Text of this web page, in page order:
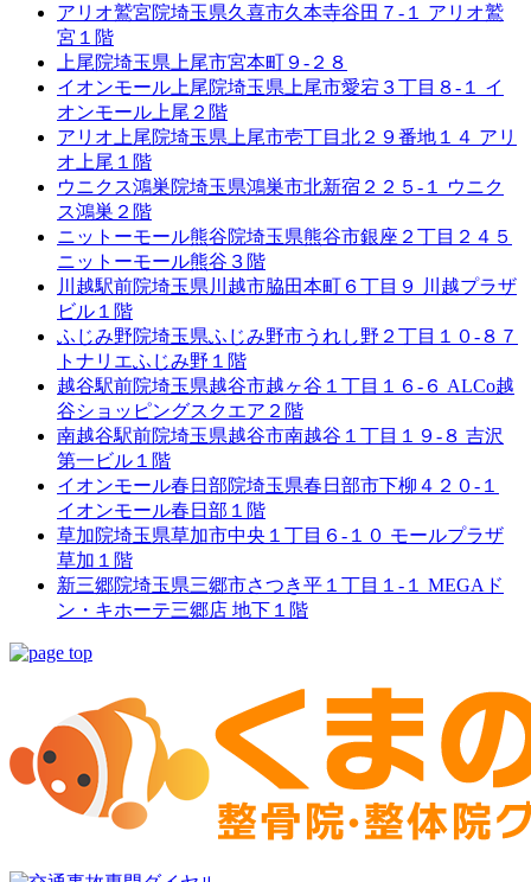
アリオ鷲宮院埼玉県久喜市久本寺谷田７-１ アリオ鷲
宮１階
上尾院埼玉県上尾市宮本町９-２８
イオンモール上尾院埼玉県上尾市愛宕３丁目８-１ イ
オンモール上尾２階
アリオ上尾院埼玉県上尾市壱丁目北２９番地１４ アリ
オ上尾１階
ウニクス鴻巣院埼玉県鴻巣市北新宿２２５-１ ウニク
ス鴻巣２階
ニットーモール熊谷院埼玉県熊谷市銀座２丁目２４５
ニットーモール熊谷３階
川越駅前院埼玉県川越市脇田本町６丁目９ 川越プラザ
ビル１階
ふじみ野院埼玉県ふじみ野市うれし野２丁目１０-８７
トナリエふじみ野１階
越谷駅前院埼玉県越谷市越ヶ谷１丁目１６-６ ALCo越
谷ショッピングスクエア２階
南越谷駅前院埼玉県越谷市南越谷１丁目１９-８ 吉沢
第一ビル１階
イオンモール春日部院埼玉県春日部市下柳４２０-１
イオンモール春日部１階
草加院埼玉県草加市中央１丁目６-１０ モールプラザ
草加１階
新三郷院埼玉県三郷市さつき平１丁目１-１ MEGAド
ン・キホーテ三郷店 地下１階